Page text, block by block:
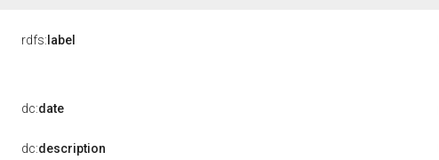
rdfs: label
dc:date
dc:description